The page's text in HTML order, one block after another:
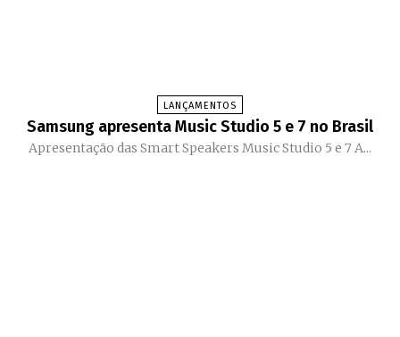
LANÇAMENTOS
Samsung apresenta Music Studio 5 e 7 no Brasil
Apresentação das Smart Speakers Music Studio 5 e 7 A...